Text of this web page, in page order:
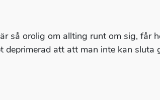
så orolig om allting runt om sig, får
deprimerad att att man inte kan sluta